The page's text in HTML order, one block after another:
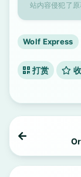
站内容侵犯了原
Wolf Express
打赏